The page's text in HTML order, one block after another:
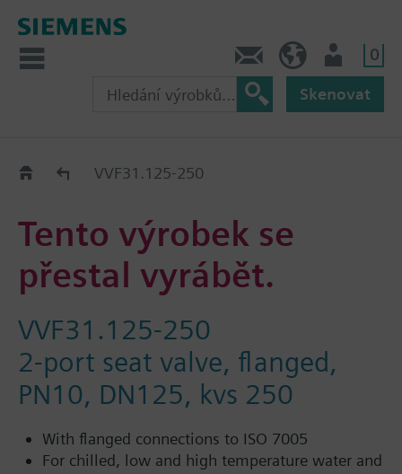
0
Skenovat
Old2NewVVF31.125-250
Tento výrobek se
přestal vyrábět.
VVF31.125-250
2-port seat valve, flanged,
PN10, DN125, kvs 250
With flanged connections to ISO 7005
For chilled, low and high temperature water and